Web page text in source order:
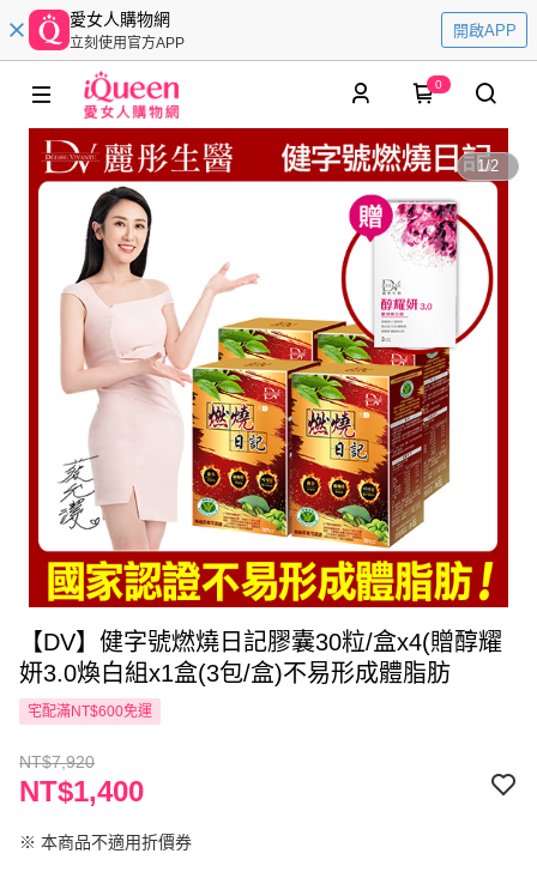
愛女人購物網
立刻使用官方APP
開啟APP
0
1/2
【DV】健字號燃燒日記膠囊30粒/盒x4(贈醇耀
妍3.0煥白組x1盒(3包/盒)不易形成體脂肪
宅配滿NT$600免運
NT$7,920
NT$1,400
※ 本商品不適用折價券